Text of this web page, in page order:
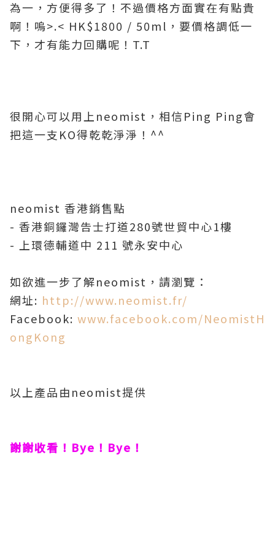
為一，方便得多了！不過價格方面實在有點貴
啊！嗚>.< HK$1800 / 50ml，要價格調低一
下，才有能力回購呢！T.T
很開心可以用上neomist，相信Ping Ping會
把這一支KO得乾乾淨淨！^^
neomist 香港銷售點
- 香港銅鑼灣告士打道280號世貿中心1樓
- 上環德輔道中 211 號永安中心
如欲進一步了解neomist，請瀏覽：
網址: http://www.neomist.fr/
Facebook: www.facebook.com/NeomistH
ongKong
以上產品由neomist提供
謝謝收看！Bye！Bye！